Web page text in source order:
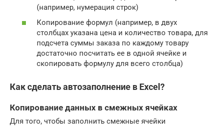
(например, нумерация строк)
Копирование формул (например, в двух
столбцах указана цена и количество товара, для
подсчета суммы заказа по каждому товару
достаточно посчитать ее в одной ячейке и
скопировать формулу для всего столбца)
Как сделать автозаполнение в Excel?
Копирование данных в смежных ячейках
Для того, чтобы заполнить смежные ячейки